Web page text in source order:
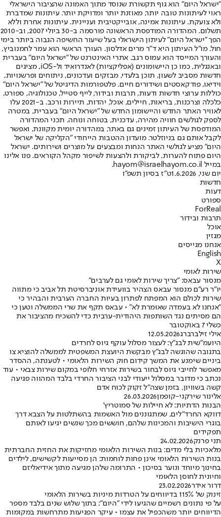
"ישראל היום" הוא גוף תקשורת שנוסד מתוך האמונה שהציבור הישראלי
ראוי לעיתונות טובה יותר, מאוזנת יותר ומדויקת יותר. עיתונות שמדברת
ולא צועקת. עיתונות אמינה, אובייקטיבית ועניינית. עיתונות אחרת וללא
תשלום. המהדורה המודפסת הראשונה פורסמה ב-30 ביולי 2007, וב-2010
הפך "ישראל היום" לעיתון הישראלי בעל שיעור החשיפה הגבוה ביותר בימי
חול. מו"ל העיתון היא ד"ר מרים אדלסון. העורך הראשי הוא עמר לחמנוביץ,
והעורך המייסד הוא עמוס רגב. אתרי האינטרנט של "ישראל היום" בעברית
ובאנגלית, כמו כן היישומונים (אפליקציות) לאנדרואיד ול-iOS, מציגים
חדשות מסביב לשעון, תוכן בלעדי, מבזקים ועדכונים, ניתוחים ופרשנויות,
וידיאו, פודקאסטים ושידורים חיים. פלטפורמות הדיגיטל של "ישראל היום"
כוללות ערוצי חדשות ודעות, תרבות ובידור, לייף סטייל, טכנולוגיה, ספורט,
כלכלה וצרכנות, בריאות, חיילים, אוכל, יהדות, תיירות ורכב. ב-2021 עלו
לאוויר האתר החדש והיישומון החדש של "ישראל היום" בעברית, במטרה
לספק לגולשים חוויה מהירה, עדכנית, בטוחה ונוחה. תכני המהדורה
המודפסת של העיתון זמינים גם באתר, במהדורה יומית מקוונת, ואפשר
לקבל אותם גם בניוזלטר. מועדון ההטבות הייחודי "הקליקה של ישראל
היום" מציע לגולשי האתר הנחות ומבצעים על מוצרים ושירותים. ישראל
היום פתוח להערות, לביקורת ולהצעות לשיפור מקהל הקוראים. פנו אלינו
במייל hayom@israelhayom.co.il.
יום שני, 1.6.2026
ט"ז בסיון תשפ"ו
חדשות
דעות
ספורט
ForReal
תרבות ובידור
אוכל
מגזין
אנחנו מגייסים
English
X
שירות לאומי
מנסור עבאס: "צריך שירות לאומי גם לערבים"
יו"ר רע"ם מנסור עבאס הצהיר בוועידת אוניברסיטת תל אביב כי מתווה
שירות לכולם הוא המפתח לפתרון בעיות החברה הערבית והבהיר כי
"אנחנו לא בעמדה שאומרת לא" • עבאס תקף את שרי הממשלה וטען כי
הם מסיתים נגד השותפות היהודית-ערבית כדי להשכיח מהציבור את
כשלי 7 באוקטובר
אילי זילברברג12.05.2026
היועמ"שית לבג"ץ: לעצור מסלול עוקף גיוס לחרדים
בתגובה שהוגשה לבג"ץ מבקשת היועצת המשפטית לממשלה להוציא צו
ביניים שימנע את המשך קידום חוק השירות הלאומי • לטענתה, ההסדר
מאפשר לחייבי גיוס לבחור בשירות אזרחי חלופי במקום שירות צבאי • עוד
נכתב כי מדובר במסלול ייעודי לבני הציבור החרדי בלבד המהווה פגיעה
קשה בשוויון, בזמן שצה"ל זקוק לכוח אדם
אלינור שירקני-קופמן26.03.2026
הבנות הדתיות: לא חיילות של סמוטריץ'
דווקא החרד"לים, שמתגוננים מול האשמות בהשתלטות על הצבא דרך
בוגרי הישיבות והמכינות שלהם, חוששים מכך שנשים יגיעו לאותם
תפקידים
תני פרנק24.02.2026
מלאכיות בלי מדים: בנות השירות הלאומי מחזיקות את החזית החברתית
בנות השירות הלאומי אינן פחות לוחמות: הן מסייעות לקשישים, לילדים
בחינוך מיוחד ונוער בסיכון • התרומה שלהן מגיעה מתוך אידיאליזם
וחיונית לחוסן הלאומי
דרור אידר23.02.2026
זינוק של 115% בדיווחים על הטרדות מיניות בשירות הלאומי
על פי נתונים רשמיים שהגיעו לידי "היום": בתוך שלוש שנים בלבד מספר
הדיווחים יותר משהכפיל את עצמו • עיקר הפגיעות מתרחשות במקומות